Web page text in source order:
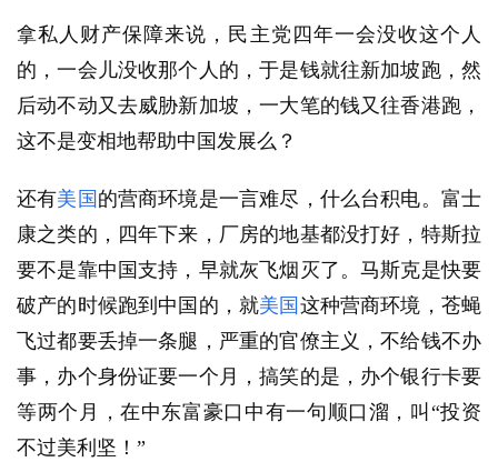
拿私人财产保障来说，民主党四年一会没收这个人
的，一会儿没收那个人的，于是钱就往新加坡跑，然
后动不动又去威胁新加坡，一大笔的钱又往香港跑，
这不是变相地帮助中国发展么？
还有美国 的营商环境是一言难尽，什么台积电。富士
康之类的，四年下来，厂房的地基都没打好，特斯拉
要不是靠中国支持，早就灰飞烟灭了。马斯克是快要
破产的时候跑到中国的，就美国 这种营商环境，苍蝇
飞过都要丢掉一条腿，严重的官僚主义，不给钱不办
事，办个身份证要一个月，搞笑的是，办个银行卡要
等两个月，在中东富豪口中有一句顺口溜，叫“投资
不过美利坚！”